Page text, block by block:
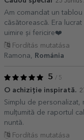
Am comandat un
căsătorească. Era
uimire și fericire❤️
Fordítás mutatása
Ramona,
Románia
5 / 5
O achiziție inspirată.
Simplu de personalizat,
mulțumită de raportul
nuntă.
Fordítás mutatása